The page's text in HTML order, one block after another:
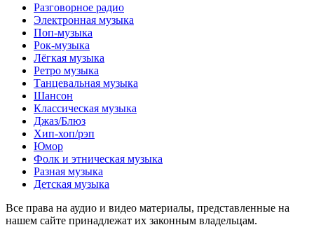
Разговорное радио
Электронная музыка
Поп-музыка
Рок-музыка
Лёгкая музыка
Ретро музыка
Танцевальная музыка
Шансон
Классическая музыка
Джаз/Блюз
Хип-хоп/рэп
Юмор
Фолк и этническая музыка
Разная музыка
Детская музыка
Все права на аудио и видео материалы, представленные на
нашем сайте принадлежат их законным владельцам.